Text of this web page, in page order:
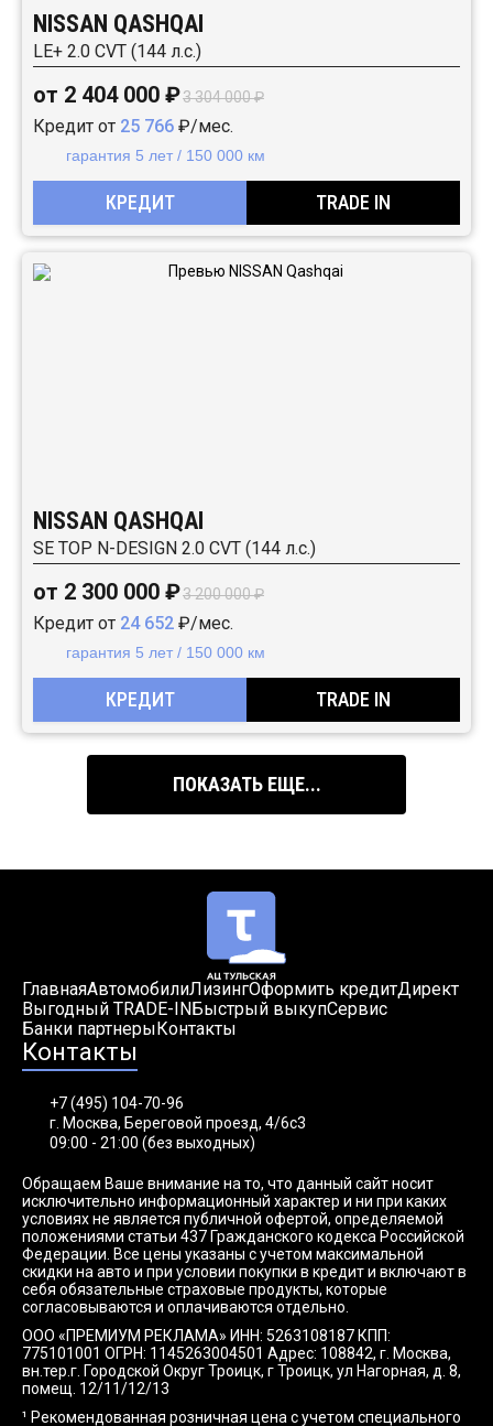
NISSAN QASHQAI
LE+ 2.0 CVT (144 л.с.)
от 2 404 000 ₽3 304 000 ₽
Кредит от 25 766 ₽/мес.
гарантия 5 лет / 150 000 км
КРЕДИТ TRADE IN
NISSAN QASHQAI
SE TOP N-DESIGN 2.0 CVT (144 л.с.)
от 2 300 000 ₽3 200 000 ₽
Кредит от 24 652 ₽/мес.
гарантия 5 лет / 150 000 км
КРЕДИТ TRADE IN
ПОКАЗАТЬ ЕЩЕ...
ГлавнаяАвтомобилиЛизингОформить кредитДирект
Выгодный TRADE-INБыстрый выкупСервис
Банки партнерыКонтакты
Контакты
+7 (495) 104-70-96
г. Москва, Береговой проезд, 4/6с3
09:00 - 21:00 (без выходных)
Обращаем Ваше внимание на то, что данный сайт носит
исключительно информационный характер и ни при каких
условиях не является публичной офертой, определяемой
положениями статьи 437 Гражданского кодекса Российской
Федерации. Все цены указаны с учетом максимальной
скидки на авто и при условии покупки в кредит и включают в
себя обязательные страховые продукты, которые
согласовываются и оплачиваются отдельно.
ООО «ПРЕМИУМ РЕКЛАМА» ИНН: 5263108187 КПП:
775101001 ОГРН: 1145263004501 Адрес: 108842, г. Москва,
вн.тер.г. Городской Округ Троицк, г Троицк, ул Нагорная, д. 8,
помещ. 12/11/12/13
¹ Рекомендованная розничная цена с учетом специального